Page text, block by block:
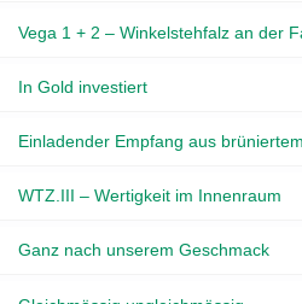
Vega 1 + 2 – Winkelstehfalz an der
In Gold investiert
Einladender Empfang aus
WTZ.III – Wertigkeit im Innenraum
Ganz nach unserem Geschmack